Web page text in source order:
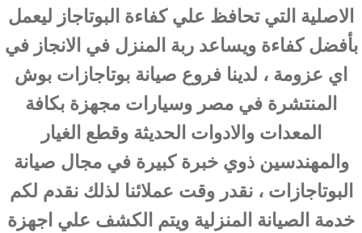
الاصلية التي تحافظ علي كفاءة البوتاجاز ليعمل
بأفضل كفاءة ويساعد ربة المنزل في الانجاز في
اي عزومة ، لدينا فروع صيانة بوتاجازات بوش
المنتشرة في مصر وسيارات مجهزة بكافة
المعدات والادوات الحديثة وقطع الغيار
والمهندسين ذوي خبرة كبيرة في مجال صيانة
البوتاجازات ، نقدر وقت عملائنا لذلك نقدم لكم
خدمة الصيانة المنزلية ويتم الكشف علي اجهزة